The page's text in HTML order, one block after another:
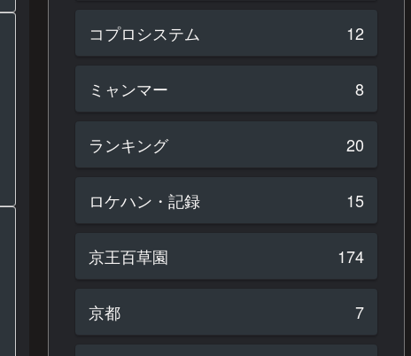
コプロシステム 12
ミャンマー 8
ランキング 20
ロケハン・記録 15
京王百草園 174
京都 7